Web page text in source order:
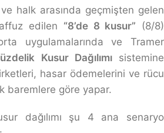
halk arasında geçmişten gelen
edilen “8’de 8 kusur” (8/8)
uygulamalarında ve Tramer
Kusur Dağılımısistemine
hasar ödemelerini ve rücu
baremlere göre yapar.
dağılımı şu 4 ana senaryo